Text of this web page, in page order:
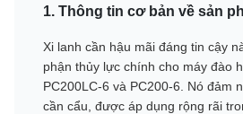
1. Thông tin cơ bản về sản
Xi lanh cần hậu mãi đáng tin cậy
phận thủy lực chính cho máy đào
PC200LC-6 và PC200-6. Nó đảm
cần cẩu, được áp dụng rộng rãi